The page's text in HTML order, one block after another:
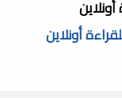
أونلاين